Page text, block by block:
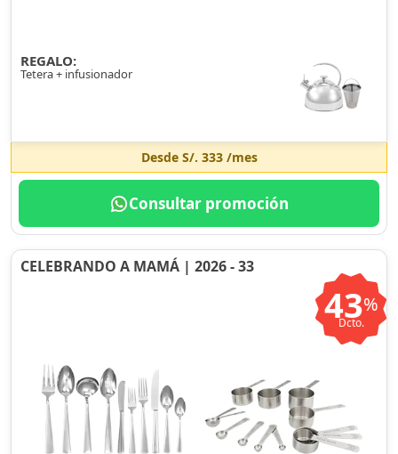
REGALO:
Tetera + infusionador
Desde S/. 333/mes
Consultar promoción
CELEBRANDO A MAMÁ | 2026 - 33
43%
Dcto.